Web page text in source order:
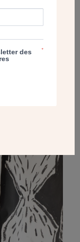
» –
CHARLES DE
des
*